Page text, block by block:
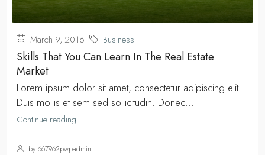
March 9, 2016 Business
Skills That You Can Learn In The Real Estate
Market
Lorem ipsum dolor sit amet, consectetur adipiscing elit.
Duis mollis et sem sed sollicitudin. Donec...
Continue reading
by 667962pwpadmin